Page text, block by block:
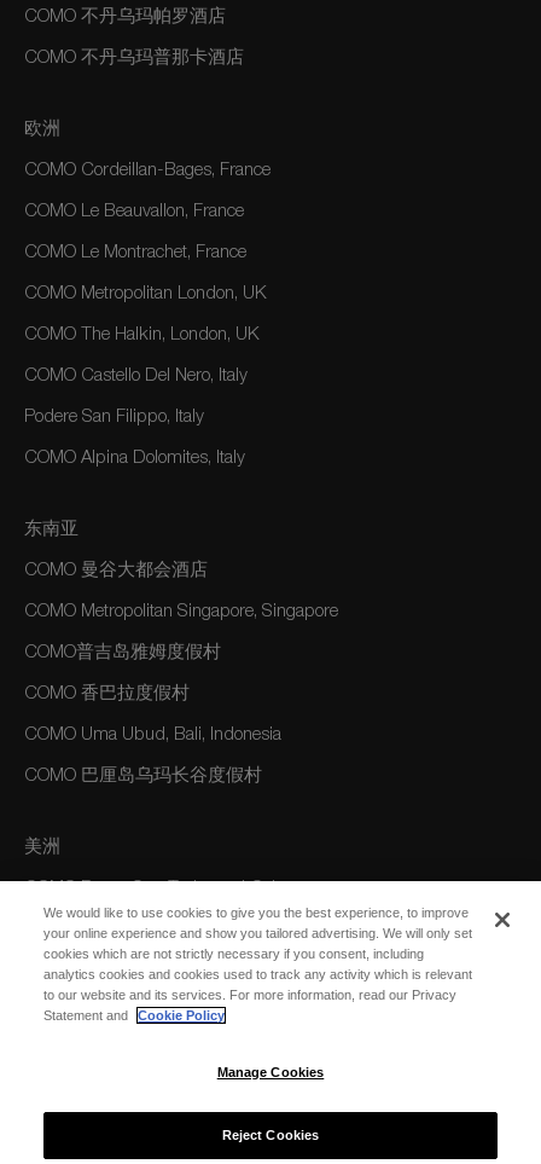
COMO 不丹乌玛帕罗酒店
COMO 不丹乌玛普那卡酒店
欧洲
COMO Cordeillan-Bages, France
COMO Le Beauvallon, France
COMO Le Montrachet, France
COMO Metropolitan London, UK
COMO The Halkin, London, UK
COMO Castello Del Nero, Italy
Podere San Filippo, Italy
COMO Alpina Dolomites, Italy
东南亚
COMO 曼谷大都会酒店
COMO Metropolitan Singapore, Singapore
COMO普吉岛雅姆度假村
COMO 香巴拉度假村
COMO Uma Ubud, Bali, Indonesia
COMO 巴厘岛乌玛长谷度假村
美洲
澳大利亚/大洋洲
COMO The Treasury, Perth
We would like to use cookies to give you the best experience, to improve
your online experience and show you tailored advertising. We will only set
cookies which are not strictly necessary if you consent, including
analytics cookies and cookies used to track any activity which is relevant
to our website and its services. For more information, read our Privacy
Statement and
Cookie Policy
Manage Cookies
Reject Cookies